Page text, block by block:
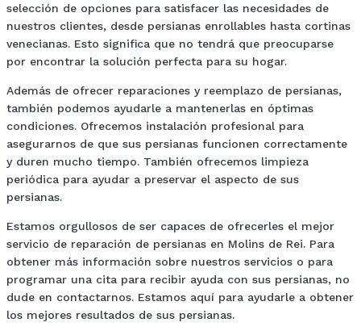
selección de opciones para satisfacer las necesidades de
nuestros clientes, desde persianas enrollables hasta cortinas
venecianas. Esto significa que no tendrá que preocuparse
por encontrar la solución perfecta para su hogar.
Además de ofrecer reparaciones y reemplazo de persianas,
también podemos ayudarle a mantenerlas en óptimas
condiciones. Ofrecemos instalación profesional para
asegurarnos de que sus persianas funcionen correctamente
y duren mucho tiempo. También ofrecemos limpieza
periódica para ayudar a preservar el aspecto de sus
persianas.
Estamos orgullosos de ser capaces de ofrecerles el mejor
servicio de reparación de persianas en Molins de Rei. Para
obtener más información sobre nuestros servicios o para
programar una cita para recibir ayuda con sus persianas, no
dude en contactarnos. Estamos aquí para ayudarle a obtener
los mejores resultados de sus persianas.